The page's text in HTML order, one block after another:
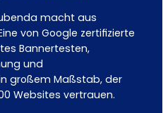
macht aus
von Google zertifizierte
Bannertesten,
und
großem Maßstab, der
Websites vertrauen.